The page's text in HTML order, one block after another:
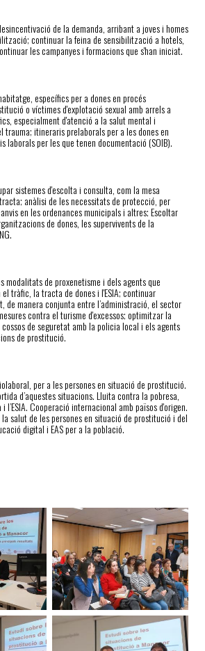
tivació de la demanda, arribant a joves i homes
continuar la feina de sensibilització a hotels,
tinuar les campanyes i formacions que s'han iniciat.
específics per a dones en procés
titució o víctimes d'explotació sexual amb arrels a
especialment d'atenció a la salut mental i
trauma;itineraris prelaborals per a les dones en
per les que tenen documentació (SOIB).
sistemes d'escolta i consulta, com la mesa
anàlisi de les necessitats de protecció, per
en les ordenances municipals i altres; Escoltar
de dones, les supervivents de la
modalitats de proxenetisme i dels agents que
tràfic, la tracta de dones i l'ESIA;continuar
de manera conjunta entre l’administració, el sector
contra el turisme d'excessos;optimitzar la
de seguretat amb la policia local i els agents
de prostitució.
per a les persones en situació de prostitució.
tida d’aquestes situacions. Lluita contra la pobresa,
Cooperació internacional amb països d'origen.
salut de les persones en situació de prostitució i del
digital i EAS per a la població.